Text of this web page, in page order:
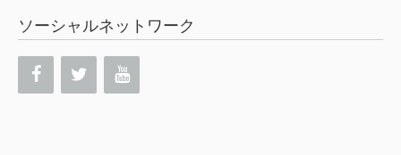
ソーシャルネットワーク